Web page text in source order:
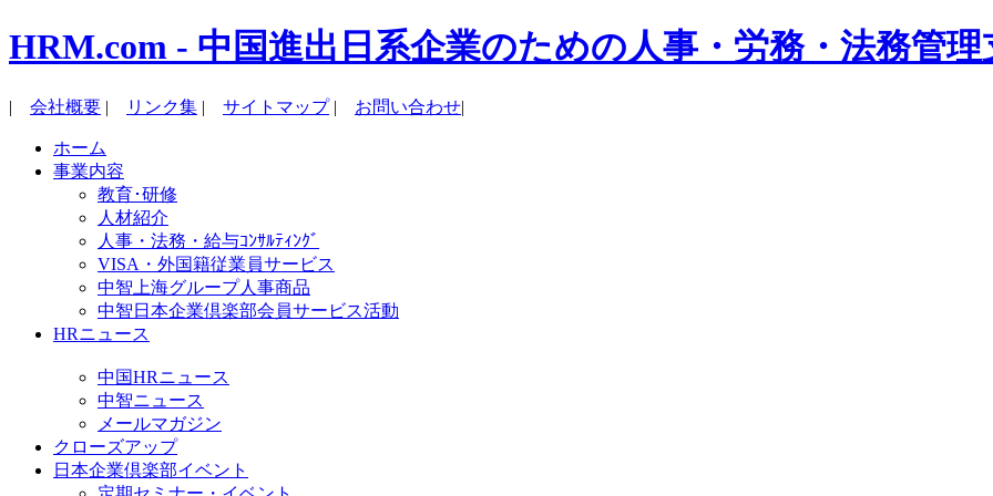
HRM.com - 中国進出日系企業のための人事・労務・法務管理
| 会社概要 | リンク集 | サイトマップ| お問い合わせ|
ホーム
事業内容
教育･研修
人材紹介
人事・法務・給与ｺﾝｻﾙﾃｨﾝｸﾞ
VISA・外国籍従業員サービス
中智上海グループ人事商品
中智日本企業倶楽部会員サービス活動
HRニュース
中国HRニュース
中智ニュース
メールマガジン
クローズアップ
日本企業倶楽部イベント